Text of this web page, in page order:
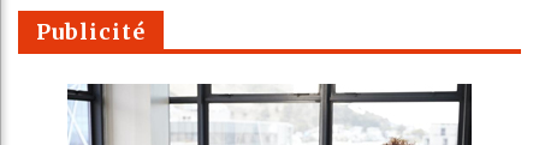
Publicité